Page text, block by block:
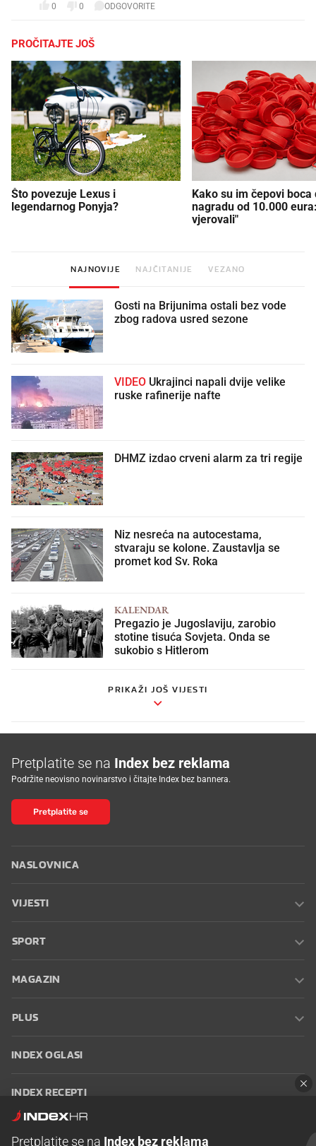
0 0 ODGOVORITE
PROČITAJTE JOŠ
Što povezuje Lexus i
legendarnog Ponyja?
Kako su im čepovi boca
nagradu od 10.000
vjerovali"
NAJNOVIJE NAJČITANIJE VEZANO
Gosti na Brijunima ostali bez vode
zbog radova usred sezone
VIDEO
ruske rafinerije nafte
DHMZ izdao crveni alarm za tri regije
Niz nesreća na autocestama,
stvaraju se kolone. Zaustavlja se
promet kod Sv. Roka
KALENDAR
Pregazio je Jugoslaviju, zarobio
stotine tisuća Sovjeta. Onda se
sukobio s Hitlerom
PRIKAŽI JOŠ VIJESTI
Pretplatite se na Index bez reklama
Podržite neovisno novinarstvo i čitajte Index bez bannera.
Pretplatite se
NASLOVNICA
VIJESTI
SPORT
MAGAZIN
PLUS
INDEX OGLASI
INDEX RECEPTI
Pretplatite se na Index bez reklama